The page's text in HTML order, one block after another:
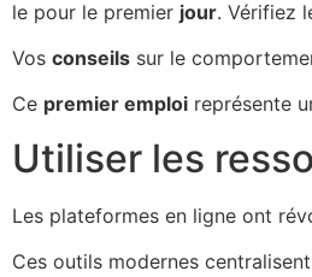
le pour le premier jour. Vérifiez
Vos conseils sur le
Ce premier emploi représente
Utiliser les
Les plateformes en ligne ont
Ces outils modernes